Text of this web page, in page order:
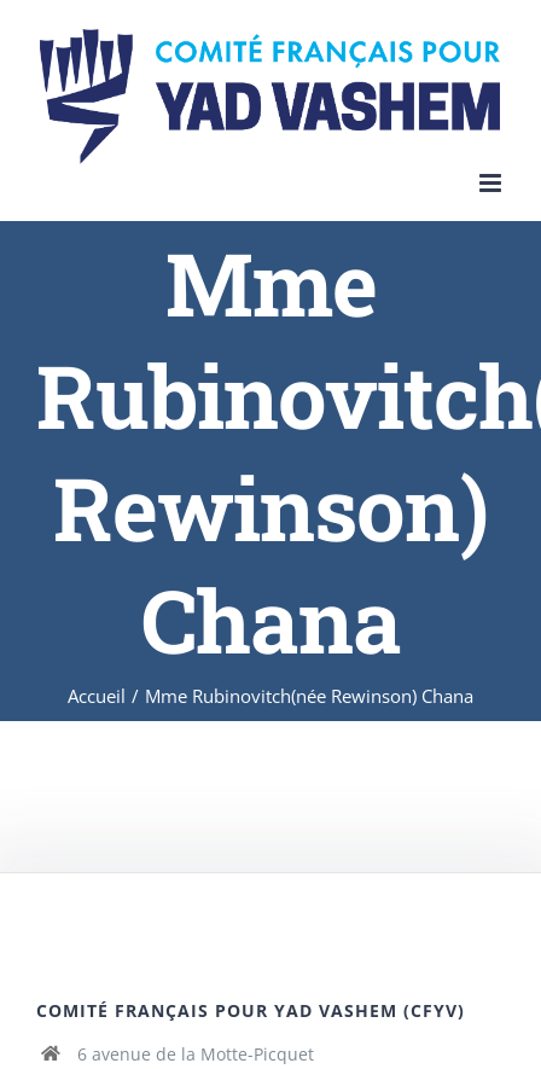
content
Mme
Rewinson)
Chana
Accueil / Mme Rubinovitch(née Rewinson) Chana
COMITÉ FRANÇAIS POUR YAD VASHEM (CFYV)
6 avenue de la Motte-Picquet